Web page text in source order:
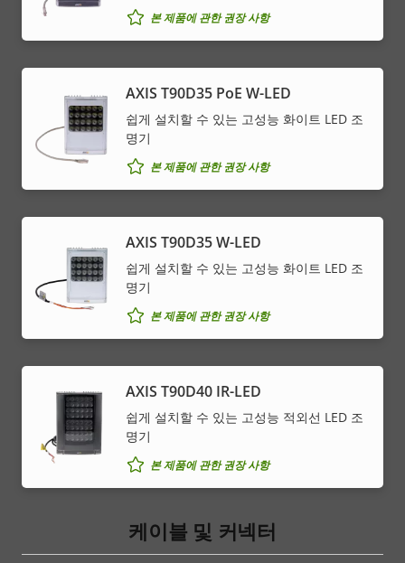
본 제품에 관한 권장 사항
AXIS T90D35 PoE W-LED
쉽게 설치할 수 있는 고성능 화이트 LED 조
명기
본 제품에 관한 권장 사항
AXIS T90D35 W-LED
쉽게 설치할 수 있는 고성능 화이트 LED 조
명기
본 제품에 관한 권장 사항
AXIS T90D40 IR-LED
쉽게 설치할 수 있는 고성능 적외선 LED 조
명기
본 제품에 관한 권장 사항
케이블 및 커넥터